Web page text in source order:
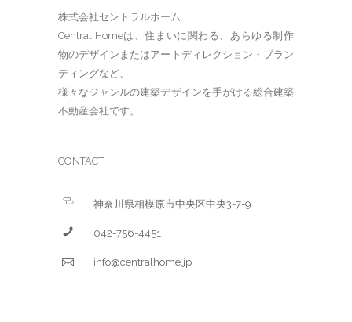
株式会社セントラルホーム
Central Homeは、住まいに関わる、あらゆる制作
物のデザインまたはアートディレクション・ブラン
ディングなど、
様々なジャンルの建築デザインを手がける総合建築
不動産会社です。
CONTACT
神奈川県相模原市中央区中央3-7-9
042-756-4451
info@centralhome.jp